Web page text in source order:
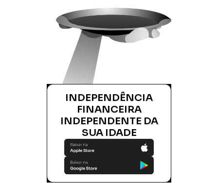
INDEPENDÊNCIA
FINANCEIRA
INDEPENDENTE DA
SUA IDADE